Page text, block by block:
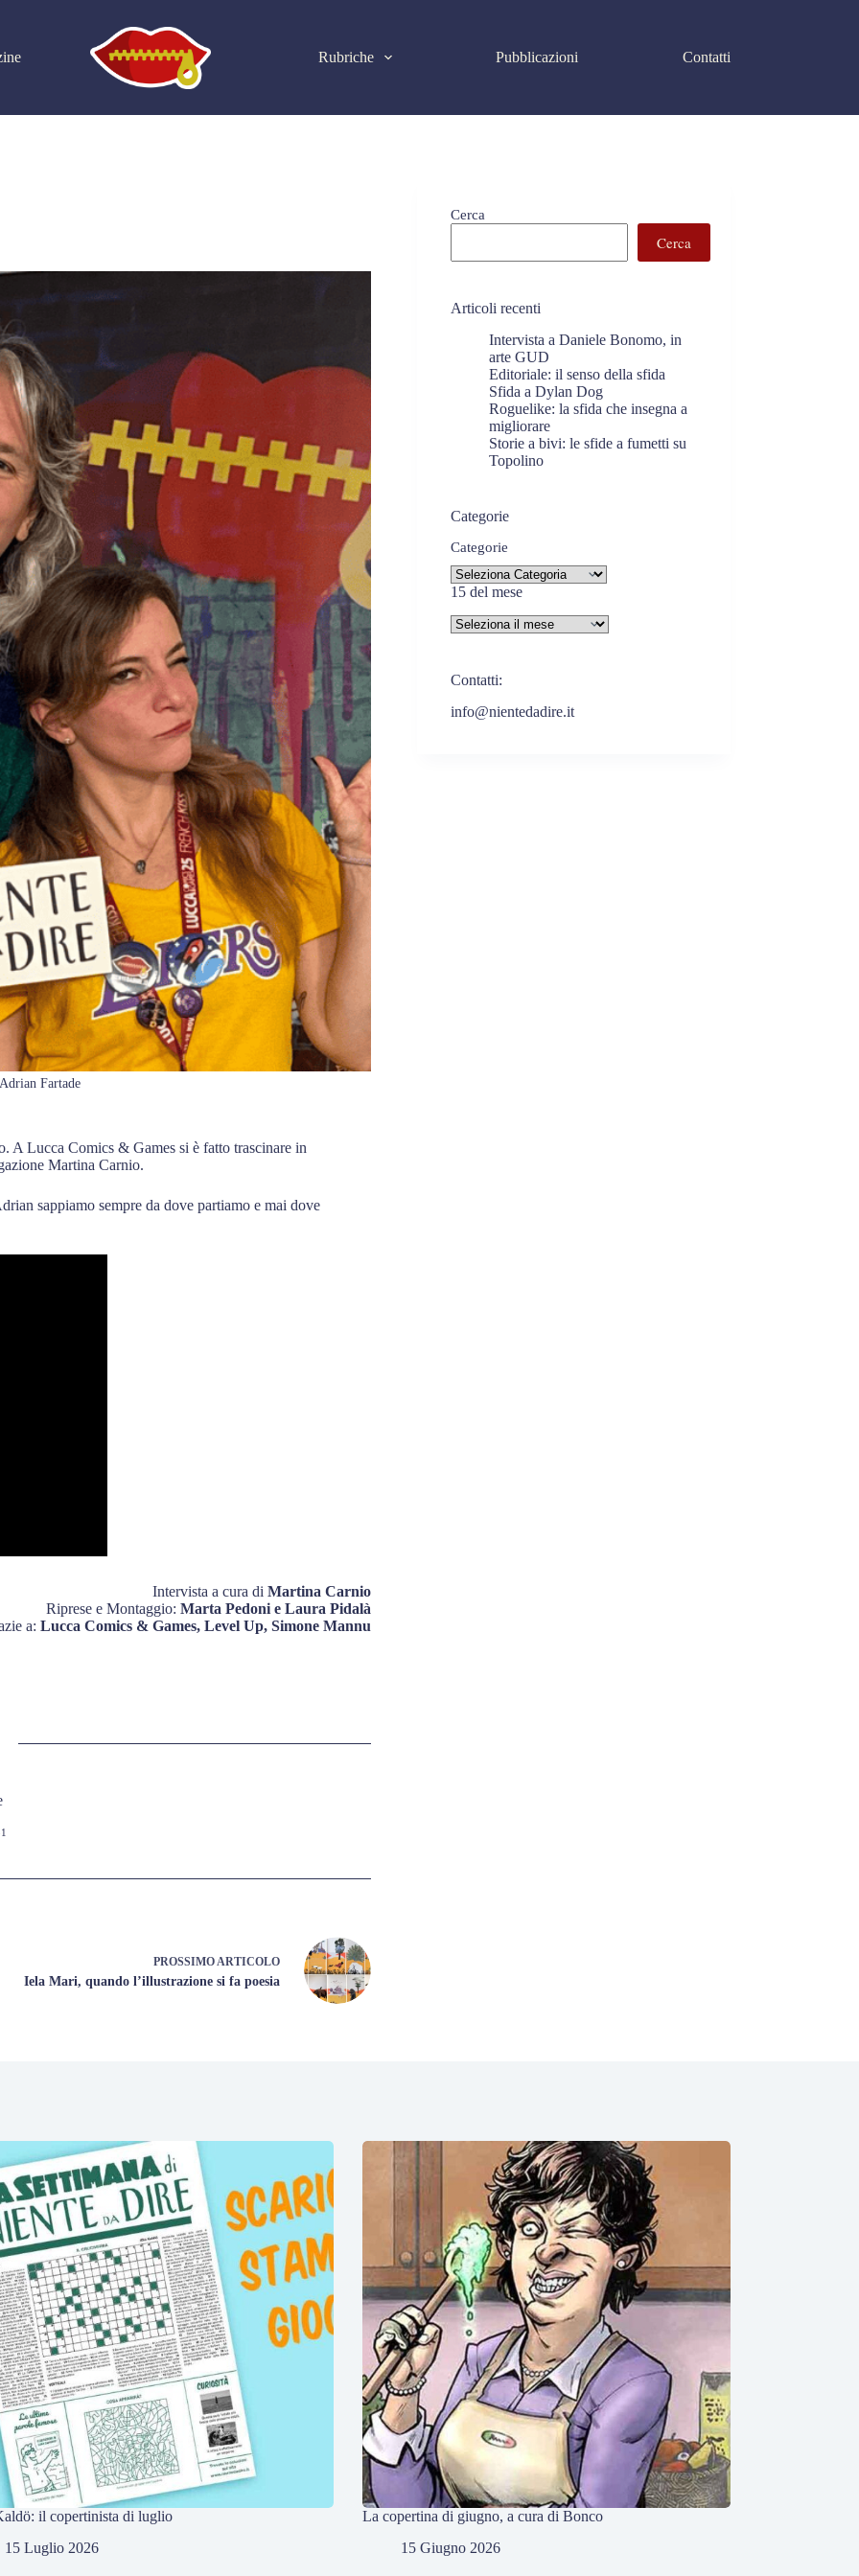
Rubriche Pubblicazioni Contatti
Fartade
A Lucca Comics & Games si è fatto trascinare in
Martina Carnio.
sappiamo sempre da dove partiamo e mai dove
Intervista a cura di Martina Carnio
Riprese e Montaggio: Marta Pedoni e Laura Pidalà
a: Lucca Comics & Games, Level Up, Simone Mannu
PROSSIMOARTICOLO
Iela Mari, quando l’illustrazione si fa poesia
Cerca
Cerca
Articoli recenti
Intervista a Daniele Bonomo, in
arte GUD
Editoriale: il senso della sfida
Sfida a Dylan Dog
Roguelike: la sfida che insegna a
migliorare
Storie a bivi: le sfide a fumetti su
Topolino
Categorie
Categorie
15 del mese
Contatti:
info@nientedadire.it
il copertinista di luglio
15 Luglio 2026
La copertina di giugno, a cura di Bonco
15 Giugno 2026